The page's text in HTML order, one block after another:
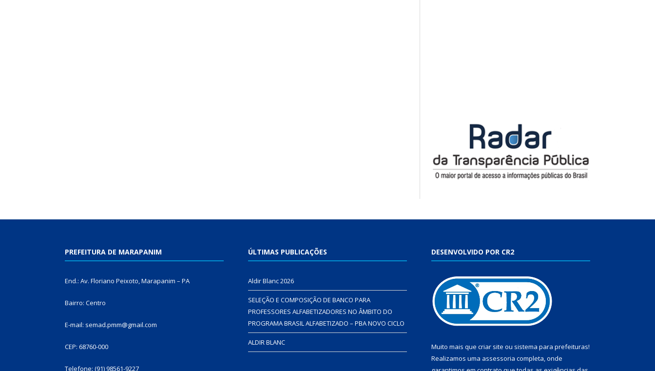
PREFEITURA DE MARAPANIM
End.: Av. Floriano Peixoto, Marapanim – PA
Bairro: Centro
E-mail: semad.pmm@gmail.com
CEP: 68760-000
Telefone: (91) 98561-9227
ÚLTIMAS PUBLICAÇÕES
Aldir Blanc 2026
SELEÇÃO E COMPOSIÇÃO DE BANCO PARA
PROFESSORES ALFABETIZADORES NO ÂMBITO DO
PROGRAMA BRASIL ALFABETIZADO – PBA NOVO CICLO
ALDIR BLANC
DESENVOLVIDO POR CR2
Muito mais que criar site ou sistema para prefeituras!
Realizamos uma assessoria completa, onde